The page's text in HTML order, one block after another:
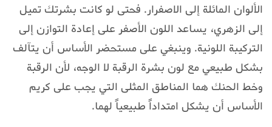
الألوان المائلة إلى الاصفرار. فحتى لو كانت بشرتك تميل
إلى الزهري، يساعد اللون الأصفر على إعادة التوازن إلى
التركيبة اللونية. وينبغي على مستحضر الأساس أن يتآلف
بشكل طبيعي مع لون بشرة الرقبة لا الوجه، لأن الرقبة
وخط الحنك هما المناطق المثلى التي يجب على كريم
الأساس أن يشكل امتداداً طبيعياً لهما.